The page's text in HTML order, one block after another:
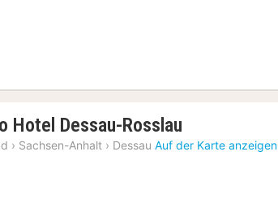
Hotel Dessau-Rosslau
Nacht
› Sachsen-Anhalt › Dessau Auf der Karte anzeigen